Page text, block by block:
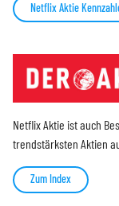
Netflix Aktie
Netflix Aktie ist auch
trendstärksten Aktien
Zum Index